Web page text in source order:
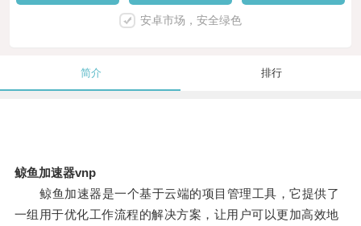
安卓市场，安全绿色
简介 排行
鲸鱼加速器vnp
鲸鱼加速器是一个基于云端的项目管理工具，它提供了
一组用于优化工作流程的解决方案，让用户可以更加高效地